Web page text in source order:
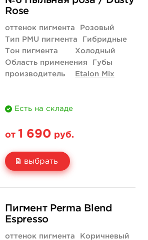
купить
Rose
оттенок пигмента
Розовый
Тип PMU пигмента
Гибридные
Тон пигмента
Холодный
Область применения
Губы
производитель
Etalon Mix
Есть на складе
от 1 690 руб.
выбрать
1 690 руб.
купить купить
Пигмент Perma Blend
Espresso
оттенок пигмента
Коричневый